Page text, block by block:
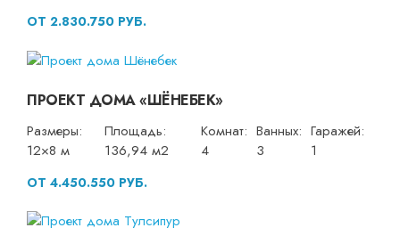
ОТ 2.830.750 РУБ.
ПРОЕКТ ДОМА «ШЁНЕБЕК»
Размеры:
12×8 м
Площадь:
136,94 м2
Комнат:
4
Ванных:
3
Гаражей:
1
ОТ 4.450.550 РУБ.